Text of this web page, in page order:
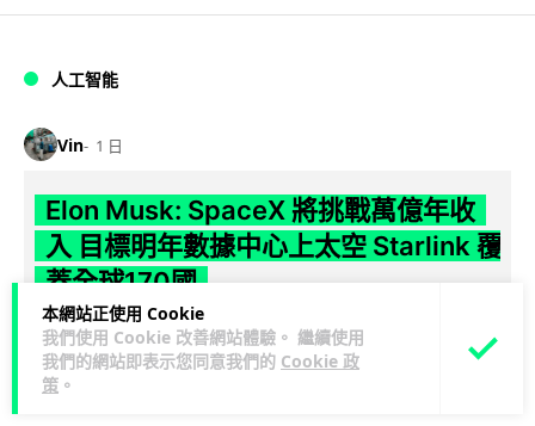
本網站正使用 Cookie
我們使用 Cookie 改善網站體驗。 繼續使用
我們的網站即表示您同意我們的 Cookie 政
策 。
人工智能
Vin 1 日
Elon Musk: SpaceX 將挑戰萬億年收
入 目標明年數據中心上太空 Starlink 覆
蓋全球170國
SpaceX 公佈最新第二季業績，受惠 Starlink 與 AI 業務帶動，
季度收入按年飆升 92% 至 78 億美元。行政總裁 Elon...
閱讀
全文